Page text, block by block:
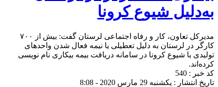
به‌دلیل شیوع کرونا
مدیرکل تعاون، کار و رفاه اجتماعی لرستان گفت: بیش از ۷۰۰
کارگر در لرستان به دلیل تعطیلی یا نیمه فعال شدن واحدهای
تولیدی با شیوع کرونا در سامانه دریافت بیمه بیکاری نام نویسی
کرده‌اند.
کد خبر : 540
تاریخ انتشار : یکشنبه 29 مارس 2020 - 8:08